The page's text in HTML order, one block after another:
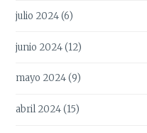
julio 2024(6)
junio 2024(12)
mayo 2024(9)
abril 2024(15)